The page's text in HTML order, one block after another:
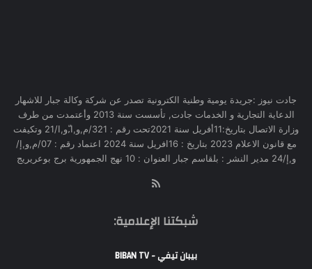
جادت نيوز :جريدة يومية وطنية الكترونية تصدر عن شركة وكالة جبار للاشهار
الدعاية التجارية و الخدمات جادت, تأسست سنة 2013 وأعتمدت من طرف
وزارة الاتصال بتاريخ:11أفريل سنة 2021تحت رقم : 321/م,و,ا,ّو,ا/21 وتكيفت
مع قانون الاعلام 2023 بتاريخ : 16افريل سنة 2024 اعتماد رقم : 07/م,و,إ/
و,إ/24 مدير النشر : بلقاسم جبار العنوان : 10 نهج الجمهورية برج بوعريريج
شبكتنا الإعلامية:
بيبان تيفي - BIBAN TV